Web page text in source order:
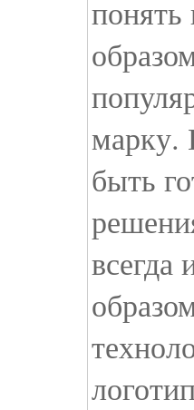
понять
марку.
быть
всегда